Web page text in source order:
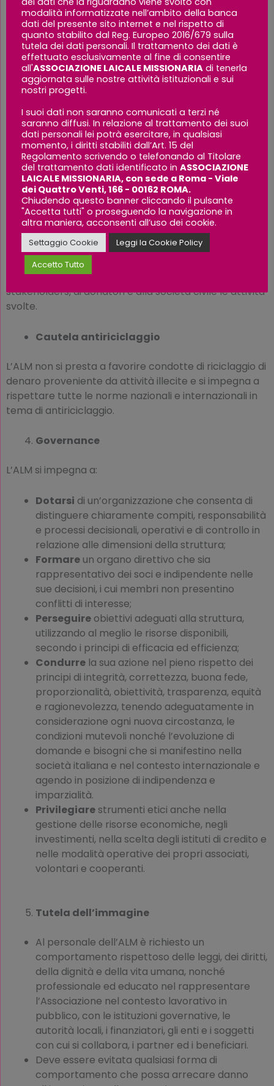
Il trattamento dei dati acquisiti sarà finalizzato
esclusivamente all’espletamento da parte dell’Ente
delle finalità relative all’esercizio della propria attività.
Tutti sono tenuti a tutelare la riservatezza dei dati e ad
osservare gli adempimenti previsti dal Regolamento
UE 2016/679 GDPR in materia di protezione dei dati.
Correttezza e trasparenza
Le transazioni e le operazioni devono avere una
registrazione documentata al fine di consentire la
verifica del processo decisionale. Le donazioni e tutte
le entrate in favore di L’ALM devono essere
documentate al fine di garantire l’esattezza degli
importi e la riconducibilità al soggetto che ha
provveduto al versamento, fatto salvo il diritto alla
privacy. Tutte le spese devono essere documentate
per poter rendicontare accuratamente agli
stakeholders, ai donatori e alla società civile le attività
svolte.
Cautela antiriciclaggio
L’ALM non si presta a favorire condotte di riciclaggio di
denaro proveniente da attività illecite e si impegna a
rispettare tutte le norme nazionali e internazionali in
tema di antiriciclaggio.
Governance
L’ALM si impegna a:
Dotarsi di un’organizzazione che consenta di
distinguere chiaramente compiti, responsabilità
e processi decisionali, operativi e di controllo in
relazione alle dimensioni della struttura;
Formare un organo direttivo che sia
rappresentativo dei soci e indipendente nelle
sue decisioni, i cui membri non presentino
conflitti di interesse;
Perseguire obiettivi adeguati alla struttura,
utilizzando al meglio le risorse disponibili,
secondo i principi di efficacia ed efficienza;
Condurre la sua azione nel pieno rispetto dei
principi di integrità, correttezza, buona fede,
proporzionalità, obiettività, trasparenza, equità
e ragionevolezza, tenendo adeguatamente in
considerazione ogni nuova circostanza, le
condizioni mutevoli nonché l’evoluzione di
domande e bisogni che si manifestino nella
società italiana e nel contesto internazionale e
agendo in posizione di indipendenza e
imparzialità.
Privilegiare strumenti etici anche nella
gestione delle risorse economiche, negli
investimenti, nella scelta degli istituti di credito e
nelle modalità operative dei propri associati,
volontari e cooperanti.
Tutela dell’immagine
Al personale dell’ALM è richiesto un
comportamento rispettoso delle leggi, dei diritti,
della dignità e della vita umana, nonché
professionale ed educato nel rappresentare
l’Associazione nel contesto lavorativo in
pubblico, con le istituzioni governative, le
autorità locali, i finanziatori, gli enti e i soggetti
con cui si collabora, i partner ed i beneficiari.
Deve essere evitata qualsiasi forma di
comportamento che possa arrecare danno
modalità informatizzate nell’ambito della banca
dati del presente sito internet e nel rispetto di
quanto stabilito dal Reg. Europeo 2016/679 sulla
tutela dei dati personali. Il trattamento dei dati è
effettuato esclusivamente al fine di consentire
all'ASSOCIAZIONE LAICALE MISSIONARIA di tenerla
aggiornata sulle nostre attività istituzionali e sui
nostri progetti.
I suoi dati non saranno comunicati a terzi né
saranno diffusi. In relazione al trattamento dei suoi
dati personali lei potrà esercitare, in qualsiasi
momento, i diritti stabiliti dall’Art. 15 del
Regolamento scrivendo o telefonando al Titolare
del trattamento dati identificato in ASSOCIAZIONE
LAICALE MISSIONARIA, con sede a Roma - Viale
dei Quattro Venti, 166 - 00162 ROMA.
Chiudendo questo banner cliccando il pulsante
"Accetta tutti" o proseguendo la navigazione in
altra maniera, acconsenti all’uso dei cookie.
Settaggio Cookie
Leggi la Cookie Policy
Accetto Tutto